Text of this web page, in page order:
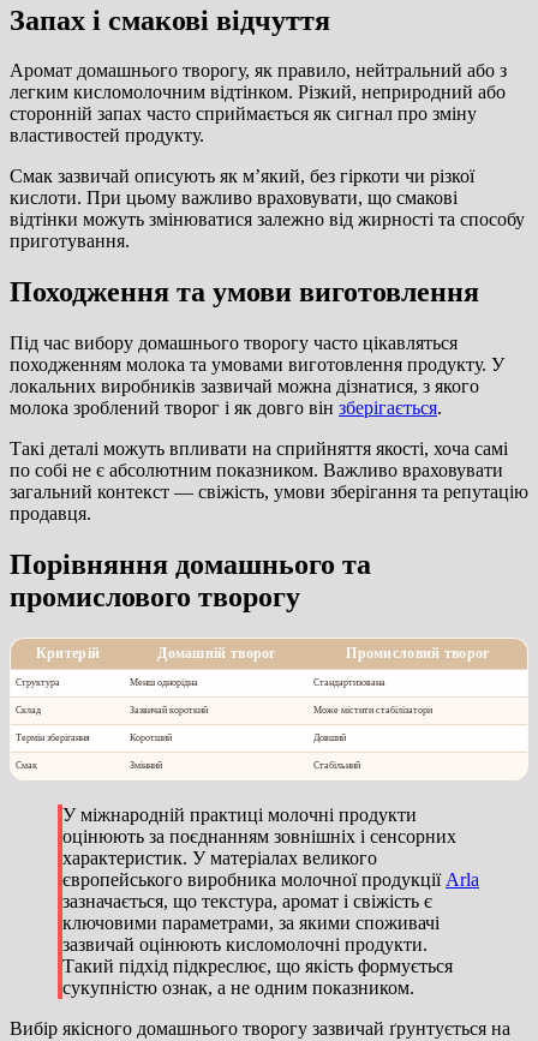
Запах і смакові відчуття
Аромат домашнього творогу, як правило, нейтральний або з
легким кисломолочним відтінком. Різкий, неприродний або
сторонній запах часто сприймається як сигнал про зміну
властивостей продукту.
Смак зазвичай описують як м’який, без гіркоти чи різкої
кислоти. При цьому важливо враховувати, що смакові
відтінки можуть змінюватися залежно від жирності та способу
приготування.
Походження та умови виготовлення
Під час вибору домашнього творогу часто цікавляться
походженням молока та умовами виготовлення продукту. У
локальних виробників зазвичай можна дізнатися, з якого
молока зроблений творог і як довго він зберігається.
Такі деталі можуть впливати на сприйняття якості, хоча самі
по собі не є абсолютним показником. Важливо враховувати
загальний контекст — свіжість, умови зберігання та репутацію
продавця.
Порівняння домашнього та
промислового творогу
Критерій Домашній творог Промисловий творог
Структура Менш однорідна Стандартизована
Склад Зазвичай короткий Може містити стабілізатори
Термін зберігання Коротший Довший
Смак Змінний Стабільний
У міжнародній практиці молочні продукти
оцінюють за поєднанням зовнішніх і сенсорних
характеристик. У матеріалах великого
європейського виробника молочної продукції Arla
зазначається, що текстура, аромат і свіжість є
ключовими параметрами, за якими споживачі
зазвичай оцінюють кисломолочні продукти.
Такий підхід підкреслює, що якість формується
сукупністю ознак, а не одним показником.
Вибір якісного домашнього творогу зазвичай ґрунтується на